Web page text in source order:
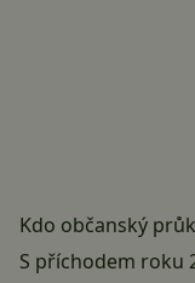
Kdo občanský
S příchodem roku